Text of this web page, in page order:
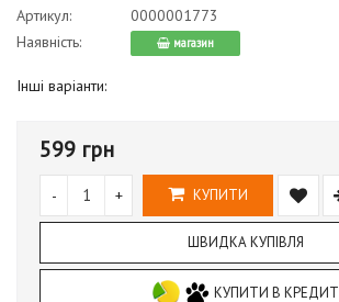
Артикул:
0000001773
Наявність:
магазин
Інші варіанти:
599 грн
- + КУПИТИ
ШВИДКА КУПІВЛЯ
КУПИТИ В КРЕДИТ